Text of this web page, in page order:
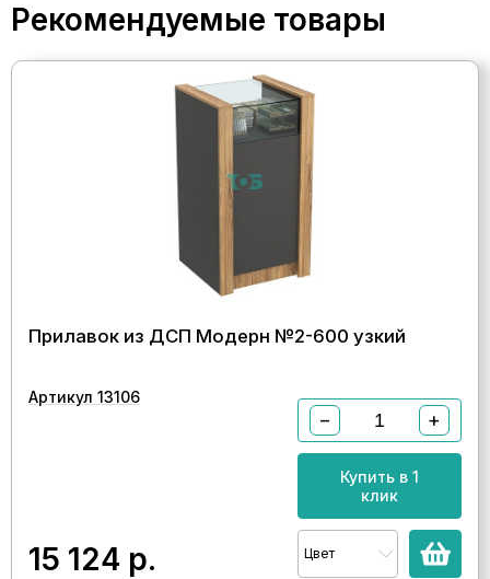
Рекомендуемые товары
Прилавок из ДСП Модерн №2-600 узкий
Артикул 13106
15 124 р.
− +
Купить в 1
клик
Цвет